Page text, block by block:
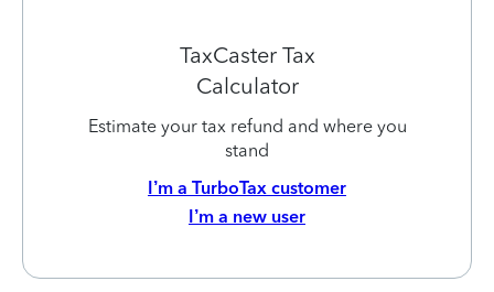
TaxCaster Tax
Calculator
Estimate your tax refund and where you
stand
I’m a TurboTax customer
I’m a new user